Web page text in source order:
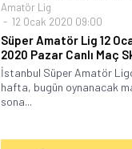
Amatör Lig
12 Ocak 2020 09:00
Süper Amatör Lig 12
2020 Pazar Canlı Maç
İstanbul Süper Amatör
hafta, bugün oynanacak
sona...